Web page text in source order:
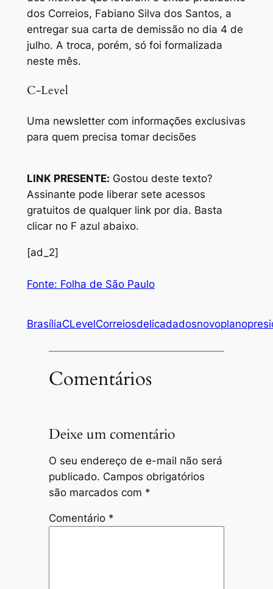
dos Correios, Fabiano Silva dos Santos, a
entregar sua carta de demissão no dia 4 de
julho. A troca, porém, só foi formalizada
neste mês.
C-Level
Uma newsletter com informações exclusivas
para quem precisa tomar decisões
LINK PRESENTE: Gostou deste texto?
Assinante pode liberar sete acessos
gratuitos de qualquer link por dia. Basta
clicar no F azul abaixo.
[ad_2]
Fonte: Folha de São Paulo
BrasíliaCLevelCorreiosdelicadadosnovoplano
Comentários
Deixe um comentário
O seu endereço de e-mail não será
publicado. Campos obrigatórios
são marcados com *
Comentário *